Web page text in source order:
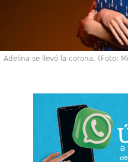
Adelina se llevó la corona. (Foto: